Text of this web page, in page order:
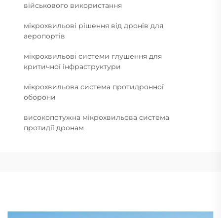
військового використання
мікрохвильові рішення від дронів для
аеропортів
мікрохвильові системи глушення для
критичної інфраструктури
мікрохвильова система протидронної
оборони
високопотужна мікрохвильова система
протидії дронам